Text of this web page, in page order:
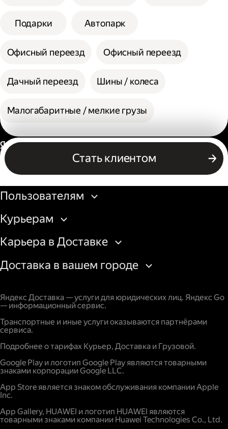
Подарки Автопарк
Офисный переезд Офисный переезд
Дачный переезд Шины / колеса
Малогабаритные / мелкие грузы
Стать клиентом
Россия
Бизнесу
Пользователям
Курьерам
Карьера в Доставке
Доставка в вашем городе
Яндекс Доставка — услуги для юридических лиц. Яндекс Go
— информационный сервис.
Транспортные и иные услуги оказываются партнёрами
сервиса.
Подробнее о тарифах Курьер, Доставка и Грузовой.
Google Play и логотип Google Play являются товарными
знаками корпорации Google LLC.
App Store является знаком обслуживания компании Apple
Inc.
App Gallery, HUAWEI и логотип HUAWEI являются
товарными знаками компании Huawei Technologies Co., Ltd.